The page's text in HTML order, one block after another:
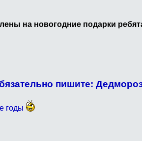
на новогодние подарки
пишите:
годы